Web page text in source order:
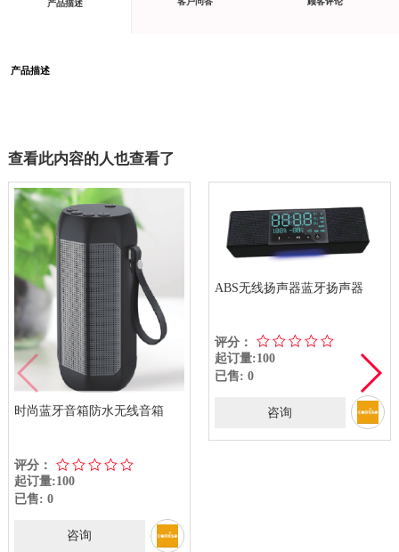
产品描述
产品描述
查看此内容的人也查看了
时尚蓝牙音箱防水无线音箱
评分：
起订量:100
已售: 0
咨询
ABS无线扬声器蓝牙扬声器
评分：
起订量:100
已售: 0
咨询